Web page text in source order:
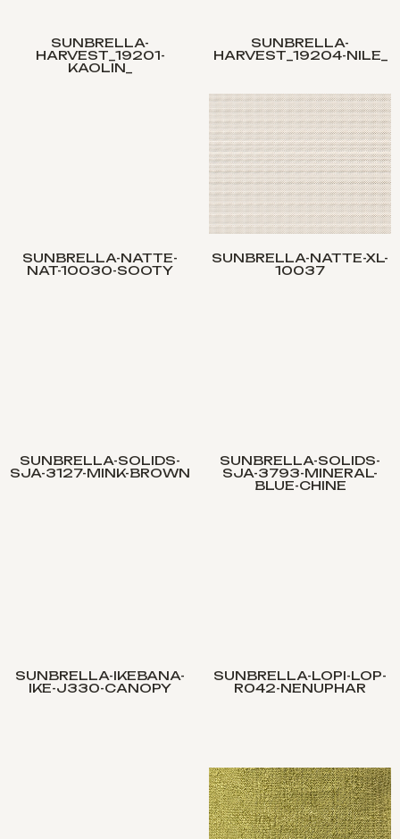
SUNBRELLA-
HARVEST_19201-
KAOLIN_
SUNBRELLA-
HARVEST_19204-NILE_
SUNBRELLA-NATTE-
NAT-10030-SOOTY
SUNBRELLA-NATTE-XL-
10037
SUNBRELLA-SOLIDS-
SJA-3127-MINK-BROWN
SUNBRELLA-SOLIDS-
SJA-3793-MINERAL-
BLUE-CHINE
SUNBRELLA-IKEBANA-
IKE-J330-CANOPY
SUNBRELLA-LOPI-LOP-
R042-NENUPHAR